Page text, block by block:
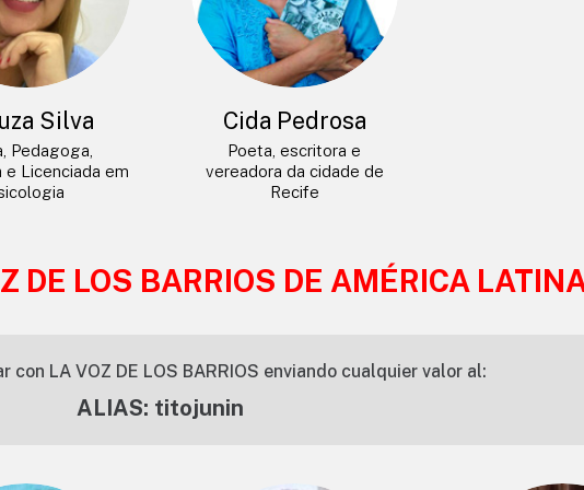
Silva
Pedagoga,
e Licenciada em
Cida Pedrosa
Poeta, escritora e
vereadora da cidade de
Recife
DE LOS BARRIOS DE AMÉRICA
con LA VOZ DE LOS BARRIOS enviando cualquier valor al:
ALIAS: titojunin